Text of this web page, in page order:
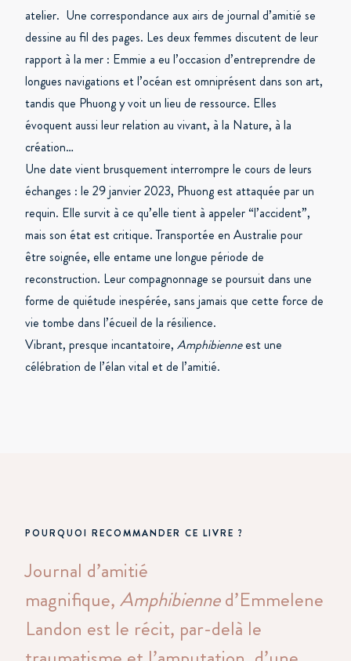
atelier. Une correspondance aux airs de journal d’amitié se
dessine au fil des pages. Les deux femmes discutent de leur
rapport à la mer : Emmie a eu l’occasion d’entreprendre de
longues navigations et l’océan est omniprésent dans son art,
tandis que Phuong y voit un lieu de ressource. Elles
évoquent aussi leur relation au vivant, à la Nature, à la
création…
Une date vient brusquement interrompre le cours de leurs
échanges : le 29 janvier 2023, Phuong est attaquée par un
requin. Elle survit à ce qu’elle tient à appeler “l’accident”,
mais son état est critique. Transportée en Australie pour
être soignée, elle entame une longue période de
reconstruction. Leur compagnonnage se poursuit dans une
forme de quiétude inespérée, sans jamais que cette force de
vie tombe dans l’écueil de la résilience.
Vibrant, presque incantatoire, Amphibienneest une
célébration de l’élan vital et de l’amitié.
POURQUOI RECOMMANDER CE LIVRE ?
Journal d’amitié
magnifique,Amphibienned’Emmelene
Landon est le récit, par-delà le